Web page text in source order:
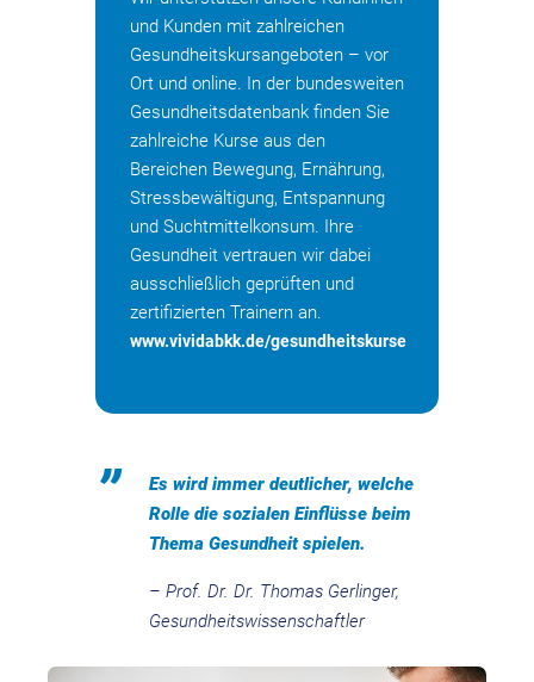
und Kunden mit zahlreichen
Gesundheitskursangeboten – vor
Ort und online. In der bundesweiten
Gesundheitsdatenbank finden Sie
zahlreiche Kurse aus den
Bereichen Bewegung, Ernährung,
Stressbewältigung, Entspannung
und Suchtmittelkonsum. Ihre
Gesundheit vertrauen wir dabei
ausschließlich geprüften und
zertifizierten Trainern an.
www.vividabkk.de/gesundheitskurse
Es wird immer deutlicher, welche
Rolle die sozialen Einflüsse beim
Thema Gesundheit spielen.
– Prof. Dr. Dr. Thomas Gerlinger,
Gesundheitswissenschaftler